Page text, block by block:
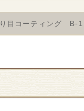
目コーティング B-